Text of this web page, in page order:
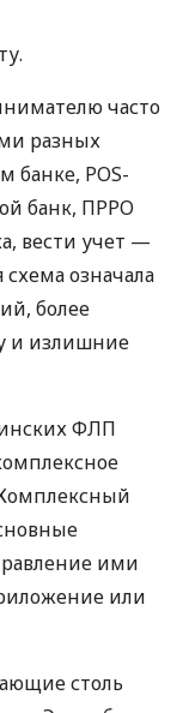
часто
разных
банке, POS-
банк, ПРРО
вести учет —
означала
более
и излишние
ФЛП
ими
или
столь